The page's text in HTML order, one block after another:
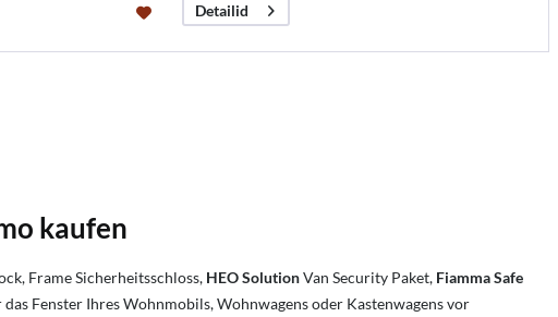
Detailid
kaufen
Frame Sicherheitsschloss, HEO SolutionVan Security Paket, Fiamma Safe
Fenster Ihres Wohnmobils, Wohnwagens oder Kastenwagens vor